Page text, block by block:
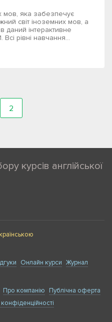
мов, яка забезпечує
світ іноземних мов, а
даний інтерактивне
рівні навчання...
2
курсів англійської
Онлайн курси Журнал
Про компанію
Публічна оферта